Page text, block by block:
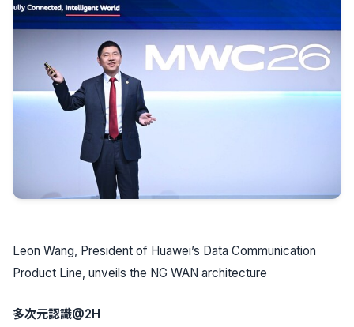
Leon Wang, President of Huawei’s Data Communication
Product Line, unveils the NG WAN architecture
多次元認識@2H